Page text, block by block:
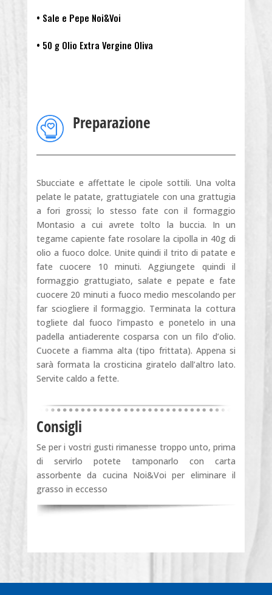
• Sale e Pepe Noi&Voi
• 50 g Olio Extra Vergine Oliva
Preparazione
Sbucciate e affettate le cipole sottili. Una volta
pelate le patate, grattugiatele con una grattugia
a fori grossi; lo stesso fate con il formaggio
Montasio a cui avrete tolto la buccia. In un
tegame capiente fate rosolare la cipolla in 40g di
olio a fuoco dolce. Unite quindi il trito di patate e
fate cuocere 10 minuti. Aggiungete quindi il
formaggio grattugiato, salate e pepate e fate
cuocere 20 minuti a fuoco medio mescolando per
far sciogliere il formaggio. Terminata la cottura
togliete dal fuoco l’impasto e ponetelo in una
padella antiaderente cosparsa con un filo d’olio.
Cuocete a fiamma alta (tipo frittata). Appena si
sarà formata la crosticina giratelo dall’altro lato.
Servite caldo a fette.
Consigli
Se per i vostri gusti rimanesse troppo unto, prima
di servirlo potete tamponarlo con carta
assorbente da cucina Noi&Voi per eliminare il
grasso in eccesso